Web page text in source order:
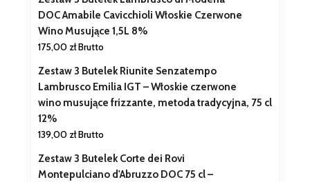
DOC Amabile Cavicchioli Włoskie Czerwone
Wino Musujące 1,5L 8%
175,00 złBrutto
Zestaw 3 Butelek Riunite Senzatempo
Lambrusco Emilia IGT – Włoskie czerwone
wino musujące frizzante, metoda tradycyjna, 75 cl
12%
139,00 złBrutto
Zestaw 3 Butelek Corte dei Rovi
Montepulciano d'Abruzzo DOC 75 cl –